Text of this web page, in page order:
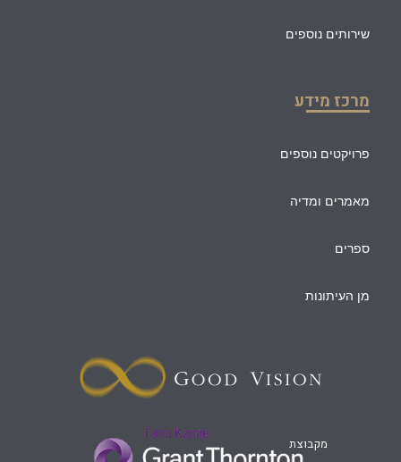
שירותים נוספים
מרכז מידע
פרויקטים נוספים
מאמרים ומדיה
ספרים
מן העיתונות
מקבוצת